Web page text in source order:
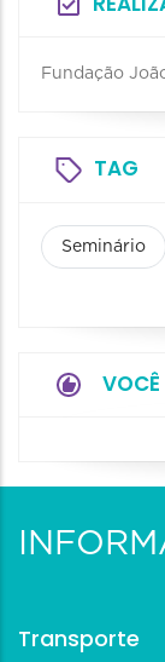
Fundação
TAG
Seminário
VOCÊ
Transporte